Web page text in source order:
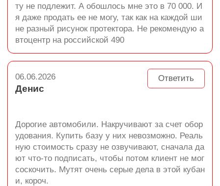
ту не подлежит. А обошлось мне это в 70 000. И
я даже продать ее не могу, так как на каждой ши
не разный рисунок протектора. Не рекомендую а
втоцентр на российской 490
Ответить
06.06.2026
Денис
Дорогие автомобили. Накручивают за счет обор
удования. Купить базу у них невозможно. Реаль
ную стоимость сразу не озвучивают, сначала да
ют что-то подписать, чтобы потом клиент не мог
соскочить. Мутят очень серые дела в этой кубан
и, короч.